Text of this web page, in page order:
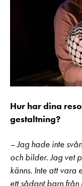
Hur har dina
gestaltning?
– Jag hade inte
och bilder. Jag vet
känns. Inte att vara
ett sådant barn